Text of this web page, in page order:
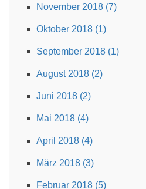
November 2018 (7)
Oktober 2018 (1)
September 2018 (1)
August 2018 (2)
Juni 2018 (2)
Mai 2018 (4)
April 2018 (4)
März 2018 (3)
Februar 2018 (5)